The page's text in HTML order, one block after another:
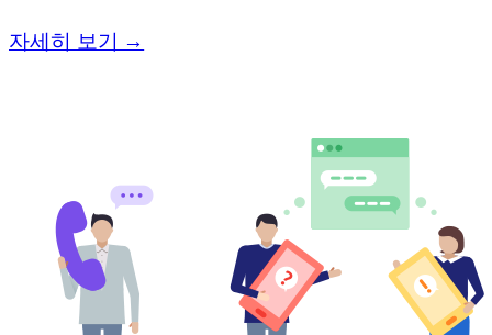
자세히 보기 →